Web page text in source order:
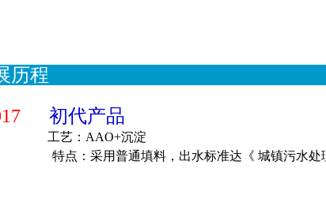
展历
初代产品
工艺：AAO+沉淀
特点：采用普通填料，出水标准达《 城镇污水处理